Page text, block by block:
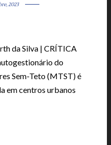
2023
da Silva | CRÍTICA
do
Sem-Teto (MTST) é
em centros urbanos